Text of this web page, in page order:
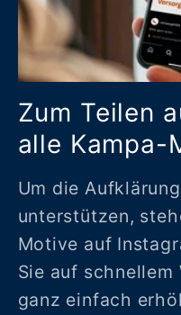
Zum Teilen
alle Kampa-
Um die
unterstützen,
Motive auf
Sie auf
ganz einfach